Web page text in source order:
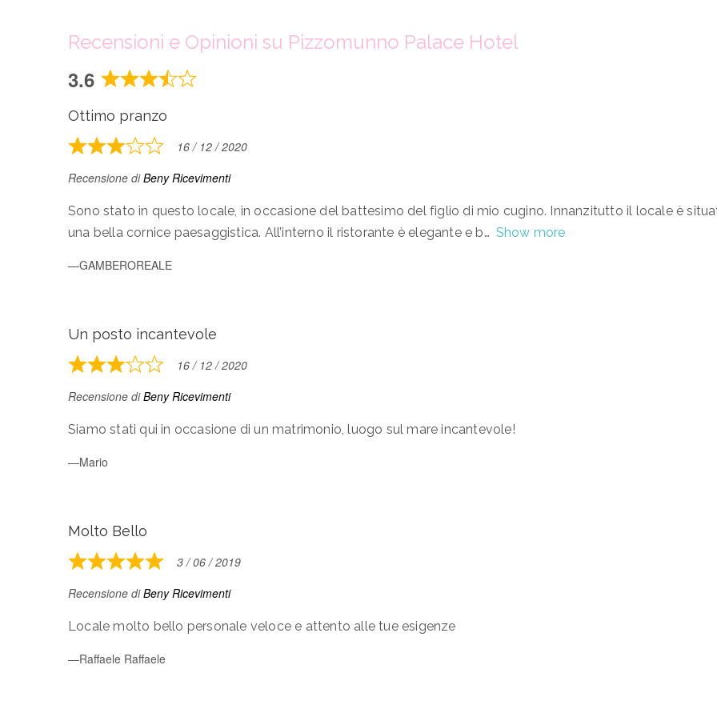
Recensioni e Opinioni su Pizzomunno Palace Hotel
3.6
Rated
out
of
Ottimo pranzo
Rated
3
of
5
16 / 12 / 2020
Recensione diBeny Ricevimenti
Sono stato in questo locale, in occasione del battesimo del figlio di mio cugino. Innanzitutto il locale è
una bella cornice paesaggistica. All’interno il ristorante è elegante e b
Show more
GAMBEROREALE
Un posto incantevole
Rated
3
of
16 / 12 / 2020
Recensione diBeny Ricevimenti
Siamo stati qui in occasione di un matrimonio, luogo sul mare incantevole!
Mario
Molto Bello
Rated
5
of
3 / 06 / 2019
Recensione diBeny Ricevimenti
Locale molto bello personale veloce e attento alle tue esigenze
Raffaele Raffaele